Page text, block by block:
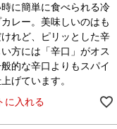
に簡単に食べられる冷
レー。美味しいのはも
れど、ピリッとした辛
方には「辛口」がオス
的な辛口よりもスパイ
げています。
に入れる